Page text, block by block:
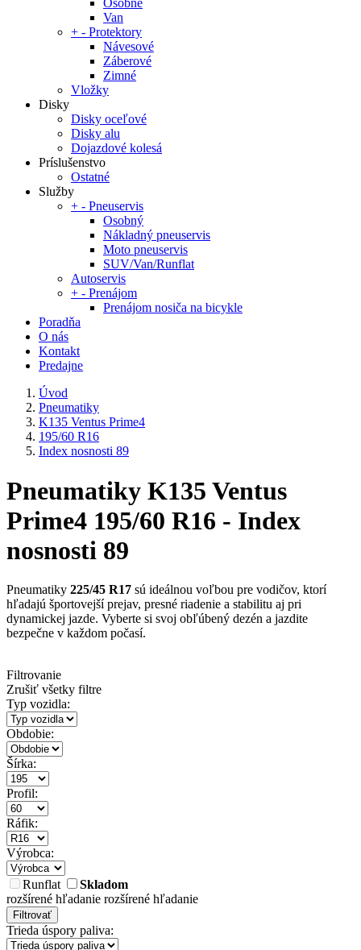
Osobné
Van
+ - Protektory
Návesové
Záberové
Zimné
Vložky
Disky
Disky oceľové
Disky alu
Dojazdové kolesá
Príslušenstvo
Ostatné
Služby
+ - Pneuservis
Osobný
Nákladný pneuservis
Moto pneuservis
SUV/Van/Runflat
Autoservis
+ - Prenájom
Prenájom nosiča na bicykle
Poradňa
O nás
Kontakt
Predajne
Úvod
Pneumatiky
K135 Ventus Prime4
195/60 R16
Index nosnosti 89
Pneumatiky K135 Ventus
Prime4 195/60 R16 - Index
nosnosti 89
Pneumatiky 225/45 R17 sú ideálnou voľbou pre vodičov, ktorí
hľadajú športovejší prejav, presné riadenie a stabilitu aj pri
dynamickej jazde. Vyberte si svoj obľúbený dezén a jazdite
bezpečne v každom počasí.
Filtrovanie
Zrušiť všetky filtre
Typ vozidla:
Obdobie:
Šírka:
Profil:
Ráfik:
Výrobca:
Runflat
Skladom
rozšírené hľadanie rozšírené hľadanie
Filtrovať
Trieda úspory paliva: